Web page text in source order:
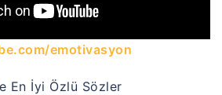
emotivasyon
En İyi Özlü Sözler